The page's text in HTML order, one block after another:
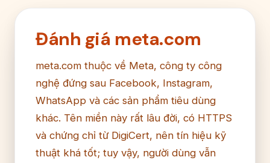
Đánh giá meta.com
meta.com thuộc về Meta, công ty công
nghệ đứng sau Facebook, Instagram,
WhatsApp và các sản phẩm tiêu dùng
khác. Tên miền này rất lâu đời, có HTTPS
và chứng chỉ từ DigiCert, nên tín hiệu kỹ
thuật khá tốt; tuy vậy, người dùng vẫn